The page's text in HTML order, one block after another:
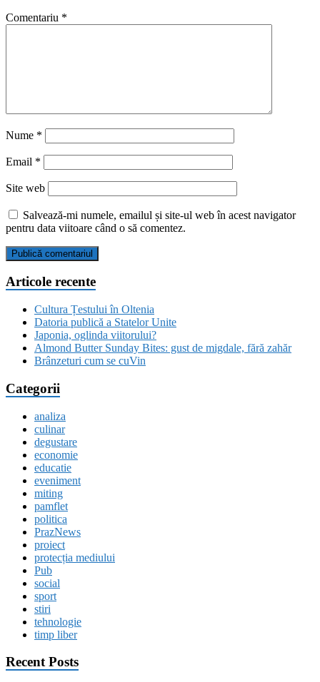
Comentariu *
Nume *
Email *
Site web
Salvează-mi numele, emailul și site-ul web în acest navigator
pentru data viitoare când o să comentez.
Articole recente
Cultura Țestului în Oltenia
Datoria publică a Statelor Unite
Japonia, oglinda viitorului?
Almond Butter Sunday Bites: gust de migdale, fără zahăr
Brânzeturi cum se cuVin
Categorii
analiza
culinar
degustare
economie
educatie
eveniment
miting
pamflet
politica
PrazNews
proiect
protecția mediului
Pub
social
sport
stiri
tehnologie
timp liber
Recent Posts